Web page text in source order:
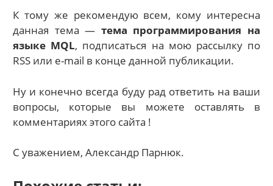
К тому же рекомендую всем, кому интересна
данная тема — тема программирования на
языке MQL, подписаться на мою рассылку по
RSS или e-mail в конце данной публикации.
Ну и конечно всегда буду рад ответить на ваши
вопросы, которые вы можете оставлять в
комментариях этого сайта !
С уважением, Александр Парнюк.